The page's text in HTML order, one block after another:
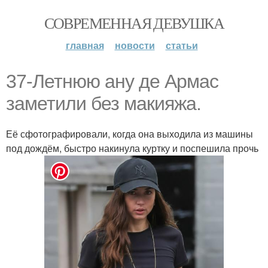
СОВРЕМЕННАЯ ДЕВУШКА
главная новости статьи
37-Летнюю ану де Армас
заметили без макияжа.
Её сфотографировали, когда она выходила из машины
под дождём, быстро накинула куртку и поспешила прочь